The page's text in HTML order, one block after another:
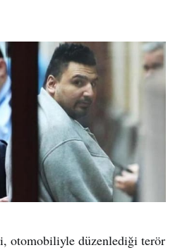
otomobiliyle düzenlediği terör